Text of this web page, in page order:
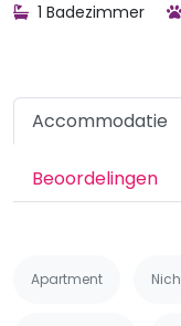
1 Badezimmer
Accommodatie
Beoordelingen
Apartment